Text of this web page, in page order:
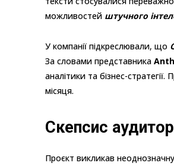
можливостей штучного
У компанії підкреслювали, що
За словами представника
аналітики та бізнес-
місяця.
Скепсис
Проєкт викликав неоднозначну